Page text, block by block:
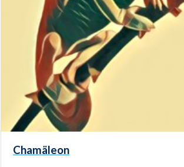
Chamäleon